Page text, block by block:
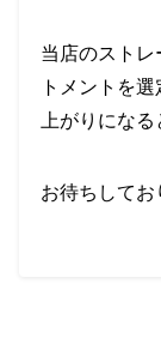
当店のストレ
トメントを
上がりにな
お待ちしてお